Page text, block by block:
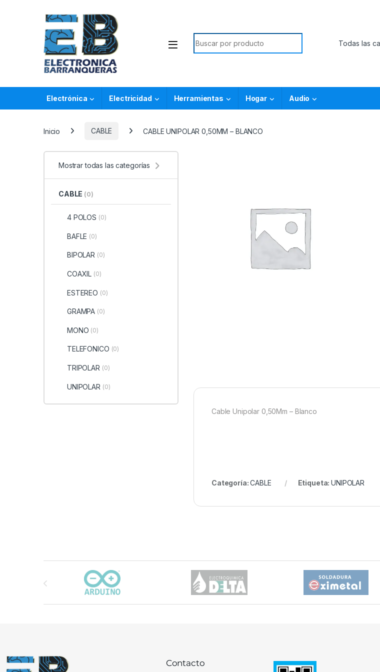
Electrónica Electricidad Herramientas Hogar Audio
Inicio CABLE CABLE UNIPOLAR 0,50MM – BLANCO
Cable Unipolar 0,50Mm – Blanco
Categoría:CABLE Etiqueta:UNIPOLAR
Mostrar todas las categorías
CABLE (0)
4 POLOS (0)
BAFLE (0)
BIPOLAR (0)
COAXIL (0)
ESTEREO (0)
GRAMPA (0)
MONO (0)
TELEFONICO (0)
TRIPOLAR (0)
UNIPOLAR (0)
Carrusel de marcas
Contacto